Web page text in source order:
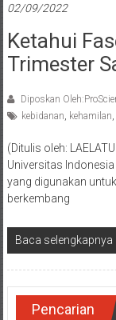
02/09/2022
Ketahui
Trimester
Diposkan
kebidanan, kehamilan,
(Ditulis oleh:
Universitas
yang digunakan
berkembang
Baca selengkapnya
Pencarian